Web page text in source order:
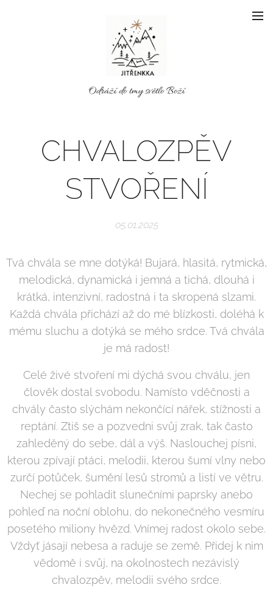
Odráží do tmy světlo Boží
CHVALOZPĚV
STVOŘENÍ
05.01.2025
Tvá chvála se mne dotýká! Bujará, hlasitá, rytmická,
melodická, dynamická i jemná a tichá, dlouhá i
krátká, intenzivní, radostná i ta skropená slzami.
Každá chvála přichází až do mé blízkosti, doléhá k
mému sluchu a dotýká se mého srdce. Tvá chvála
je má radost!
Celé živé stvoření mi dýchá svou chválu, jen
člověk dostal svobodu. Namísto vděčnosti a
chvály často slýchám nekončící nářek, stížnosti a
reptání. Ztiš se a pozvedni svůj zrak, tak často
zahleděný do sebe, dál a výš. Naslouchej písni,
kterou zpívají ptáci, melodii, kterou šumí vlny nebo
zurčí potůček, šumění lesů stromů a listí ve větru.
Nechej se pohladit slunečními paprsky anebo
pohleď na noční oblohu, do nekonečného vesmíru
posetého miliony hvězd. Vnímej radost okolo sebe.
Vždyť jásají nebesa a raduje se země. Přidej k nim
vědomě i svůj, na okolnostech nezávislý
chvalozpěv, melodii svého srdce.